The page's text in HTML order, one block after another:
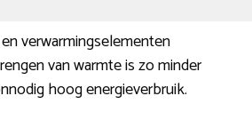
verwarmingselementen
van warmte is zo minder
hoog energieverbruik.